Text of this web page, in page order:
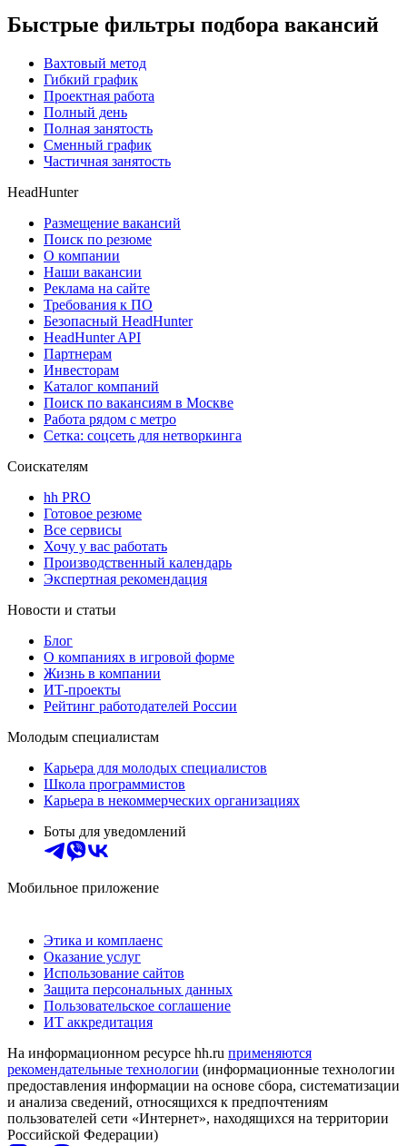
Быстрые фильтры подбора вакансий
Вахтовый метод
Гибкий график
Проектная работа
Полный день
Полная занятость
Сменный график
Частичная занятость
HeadHunter
Размещение вакансий
Поиск по резюме
О компании
Наши вакансии
Реклама на сайте
Требования к ПО
Безопасный HeadHunter
HeadHunter API
Партнерам
Инвесторам
Каталог компаний
Поиск по вакансиям в Москве
Работа рядом с метро
Сетка: соцсеть для нетворкинга
Соискателям
hh PRO
Готовое резюме
Все сервисы
Хочу у вас работать
Производственный календарь
Экспертная рекомендация
Новости и статьи
Блог
О компаниях в игровой форме
Жизнь в компании
ИТ-проекты
Рейтинг работодателей России
Молодым специалистам
Карьера для молодых специалистов
Школа программистов
Карьера в некоммерческих организациях
Боты для уведомлений
Мобильное приложение
Этика и комплаенс
Оказание услуг
Использование сайтов
Защита персональных данных
Пользовательское соглашение
ИТ аккредитация
На информационном ресурсе hh.ru применяются
рекомендательные технологии (информационные технологии
предоставления информации на основе сбора, систематизации
и анализа сведений, относящихся к предпочтениям
пользователей сети «Интернет», находящихся на территории
Российской Федерации)